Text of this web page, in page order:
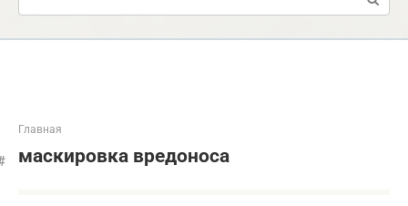
Главная
маскировка вредоноса